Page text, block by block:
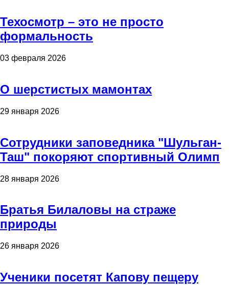
Техосмотр – это не просто
формальность
03 февраля 2026
О шерстистых мамонтах
29 января 2026
Сотрудники заповедника "Шульган-
Таш" покоряют спортивный Олимп
28 января 2026
Братья Билаловы на страже
природы
26 января 2026
Ученики посетят Капову пещеру